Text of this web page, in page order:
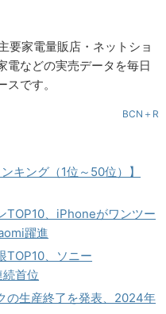
要家電量販店・ネットショ
電などの実売データを毎日
です。
BCN＋R
キング（1位～50位）】
TOP10、iPhoneがワンツー
躍進
TOP10、ソニー
続首位
の生産終了を発表、2024年